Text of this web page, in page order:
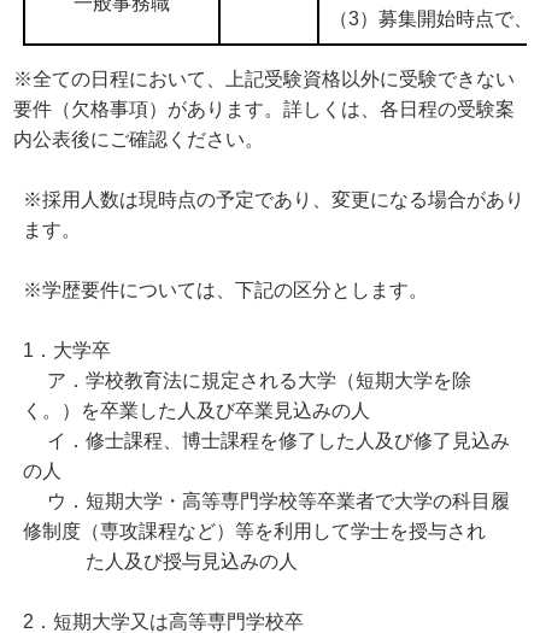
（3）募集開始時点で
※全ての日程において、上記受験資格以外に受験できない
要件（欠格事項）があります。詳しくは、各日程の受験案
内公表後にご確認ください。
※採用人数は現時点の予定であり、変更になる場合があり
ます。
※学歴要件については、下記の区分とします。
1．大学卒
ア．学校教育法に規定される大学（短期大学を除
く。）を卒業した人及び卒業見込みの人
イ．修士課程、博士課程を修了した人及び修了見込み
の人
ウ．短期大学・高等専門学校等卒業者で大学の科目履
修制度（専攻課程など）等を利用して学士を授与され
た人及び授与見込みの人
2．短期大学又は高等専門学校卒